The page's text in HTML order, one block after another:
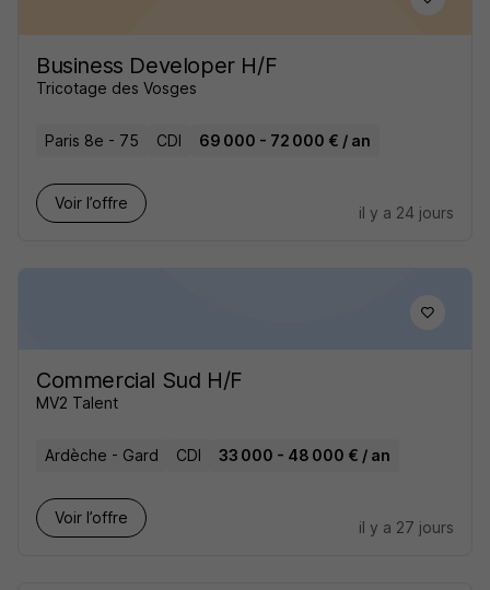
Business Developer H/F
Tricotage des Vosges
Paris 8e - 75 CDI 69 000 - 72 000 € / an
Voir l’offre
il y a 24 jours
Commercial Sud H/F
MV2 Talent
Ardèche - Gard CDI 33 000 - 48 000 € / an
Voir l’offre
il y a 27 jours